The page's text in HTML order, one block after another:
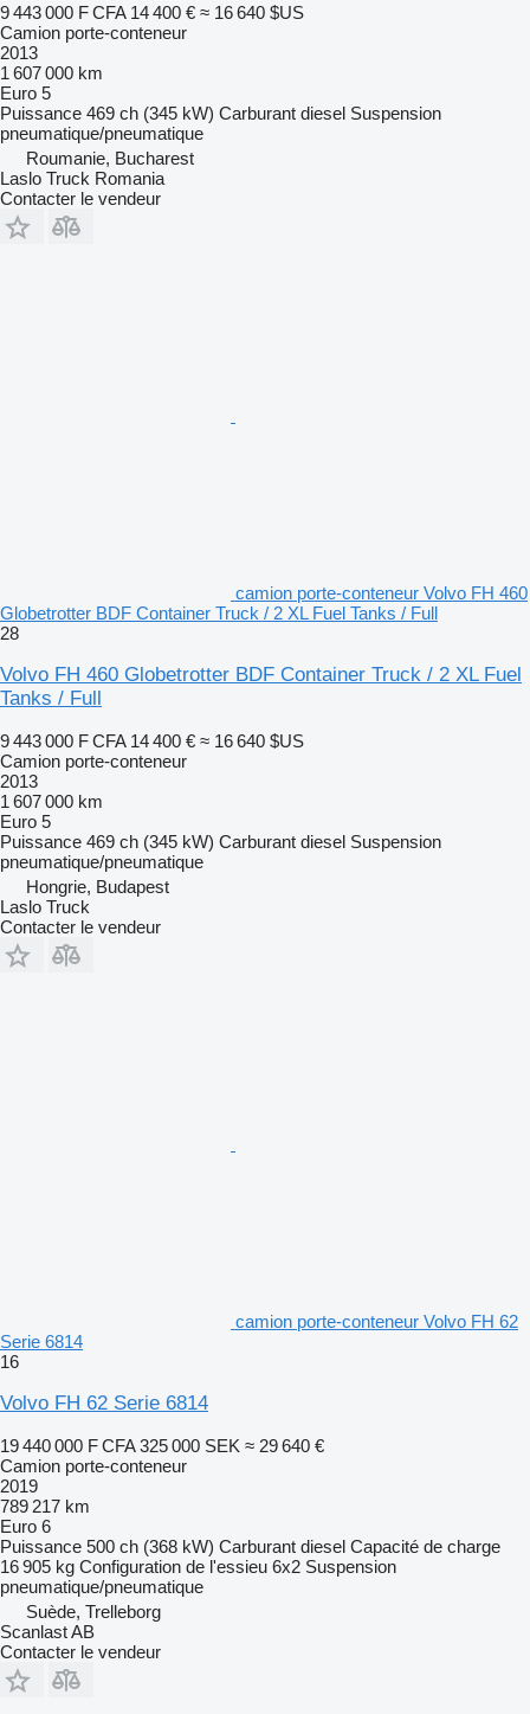
9 443 000 F CFA 14 400 € ≈ 16 640 $US
Camion porte-conteneur
2013
1 607 000 km
Euro 5
Puissance 469 ch (345 kW) Carburant diesel Suspension
pneumatique/pneumatique
Roumanie, Bucharest
Laslo Truck Romania
Contacter le vendeur
camion porte-conteneur Volvo FH 460
Globetrotter BDF Container Truck / 2 XL Fuel Tanks / Full
28
Volvo FH 460 Globetrotter BDF Container Truck / 2 XL Fuel
Tanks / Full
9 443 000 F CFA 14 400 € ≈ 16 640 $US
Camion porte-conteneur
2013
1 607 000 km
Euro 5
Puissance 469 ch (345 kW) Carburant diesel Suspension
pneumatique/pneumatique
Hongrie, Budapest
Laslo Truck
Contacter le vendeur
camion porte-conteneur Volvo FH 62
Serie 6814
16
Volvo FH 62 Serie 6814
19 440 000 F CFA 325 000 SEK ≈ 29 640 €
Camion porte-conteneur
2019
789 217 km
Euro 6
Puissance 500 ch (368 kW) Carburant diesel Capacité de charge
16 905 kg Configuration de l'essieu 6x2 Suspension
pneumatique/pneumatique
Suède, Trelleborg
Scanlast AB
Contacter le vendeur